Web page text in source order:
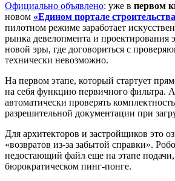
Официально объявлено: уже в первом
новом «Едином портале
пилотном режиме заработает
рынка девелопмента и проектирования
новой эры, где договориться с
технически невозможно.
На первом этапе, который стартует
на себя функцию первичного фильтра.
автоматически проверять
разрешительной документации при
Для архитекторов и застройщиков это
«возвратов из-за забытой справки».
недостающий файл еще на этапе
бюрократическом пинг-понге.